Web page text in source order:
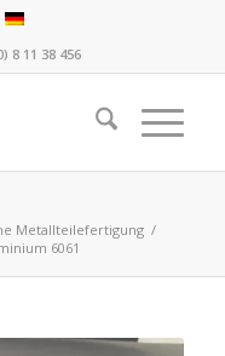
8 11 38 456
Metallteilefertigung /
6061